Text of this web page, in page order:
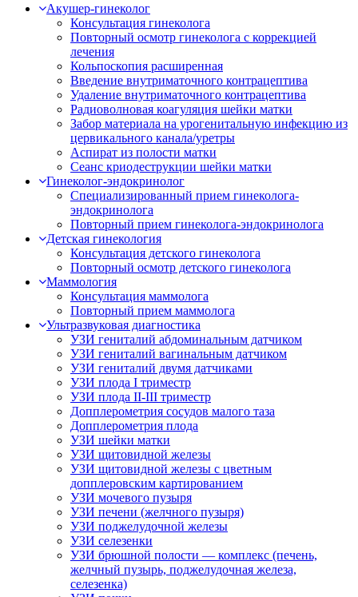
Акушер-гинеколог
Консультация гинеколога
Повторный осмотр гинеколога с коррекцией
лечения
Кольпоскопия расширенная
Введение внутриматочного контрацептива
Удаление внутриматочного контрацептива
Радиоволновая коагуляция шейки матки
Забор материала на урогенитальную инфекцию из
цервикального канала/уретры
Аспират из полости матки
Сеанс криодеструкции шейки матки
Гинеколог-эндокринолог
Специализированный прием гинеколога-
эндокринолога
Повторный прием гинеколога-эндокринолога
Детская гинекология
Консультация детского гинеколога
Повторный осмотр детского гинеколога
Маммология
Консультация маммолога
Повторный прием маммолога
Ультразвуковая диагностика
УЗИ гениталий абдоминальным датчиком
УЗИ гениталий вагинальным датчиком
УЗИ гениталий двумя датчиками
УЗИ плода I триместр
УЗИ плода II-III триместр
Допплерометрия сосудов малого таза
Допплерометрия плода
УЗИ шейки матки
УЗИ щитовидной железы
УЗИ щитовидной железы с цветным
допплеровским картированием
УЗИ мочевого пузыря
УЗИ печени (желчного пузыря)
УЗИ поджелудочной железы
УЗИ селезенки
УЗИ брюшной полости — комплекс (печень,
желчный пузырь, поджелудочная железа,
селезенка)